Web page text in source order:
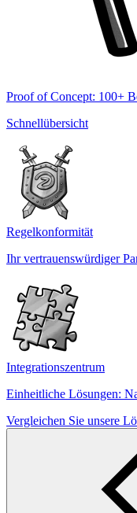
Proof of Concept: 100+
Schnellübersicht
Regelkonformität
Ihr vertrauenswürdiger
Integrationszentrum
Einheitliche Lösungen:
Vergleichen Sie unsere